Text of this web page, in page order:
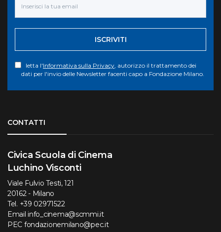
ISCRIVITI
letta l'Informativa sulla Privacy , autorizzo il trattamento dei
dati per l'invio delle Newsletter facenti capo a Fondazione Milano.
CONTATTI
Civica Scuola di Cinema
Luchino Visconti
Viale Fulvio Testi, 121
20162 - Milano
Tel. +39 02971522
Email info_cinema@scmmi.it
PEC fondazionemilano@pec.it